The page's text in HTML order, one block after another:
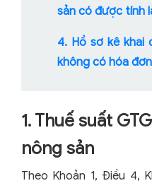
sản có được tính
4. Hồ sơ kê khai
không có hóa
1. Thuế suất
nông sản
Theo Khoản 1, Điều 4,